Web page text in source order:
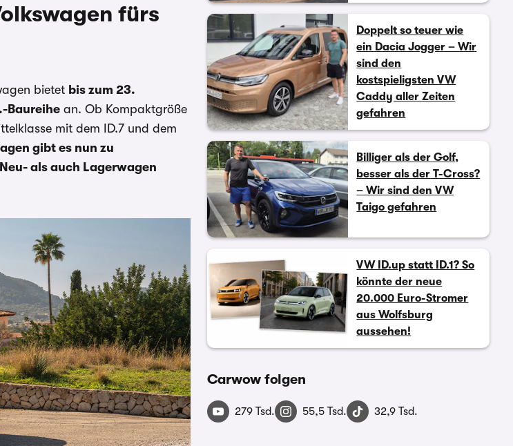
fürs
bietet bis zum 23.
Baureihe an. Ob Kompaktgröße
mit dem ID.7 und dem
gibt es nun zu
als auch Lagerwagen
Doppelt so teuer wie
ein Dacia Jogger – Wir
sind den
kostspieligsten VW
Caddy aller Zeiten
gefahren
Billiger als der Golf,
besser als der T-Cross?
– Wir sind den VW
Taigo gefahren
VW ID.up statt ID.1? So
könnte der neue
20.000 Euro-Stromer
aus Wolfsburg
aussehen!
Carwow folgen
279 Tsd. 55,5 Tsd. 32,9 Tsd.